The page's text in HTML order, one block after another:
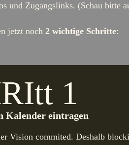
und Zugangslinks. (Schau bitte
jetzt noch2 wichtige Schritte:
1
Kalender eintragen
Vision commited. Deshalb